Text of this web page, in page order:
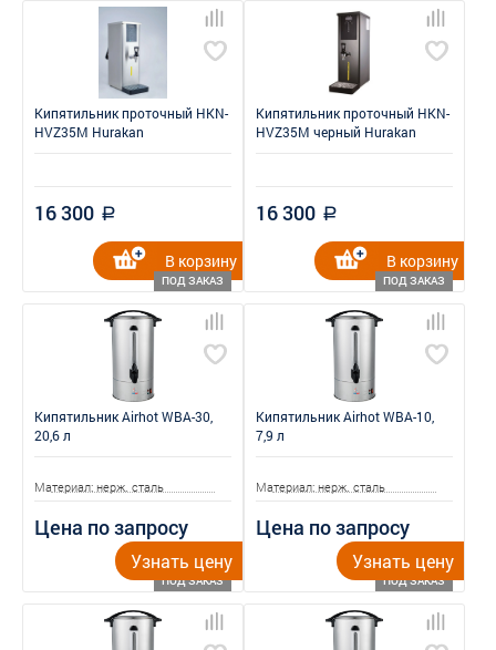
Кипятильник проточный HKN-
HVZ35M Hurakan
16 300 a
ПОД ЗАКАЗ
В корзину
Кипятильник проточный HKN-
HVZ35M черный Hurakan
16 300 a
ПОД ЗАКАЗ
В корзину
Кипятильник Airhot WBA-30,
20,6 л
Материал: нерж. сталь
Цена по запросу
ПОД ЗАКАЗ
Узнать цену
Кипятильник Airhot WBA-10,
7,9 л
Материал: нерж. сталь
Цена по запросу
ПОД ЗАКАЗ
Узнать цену